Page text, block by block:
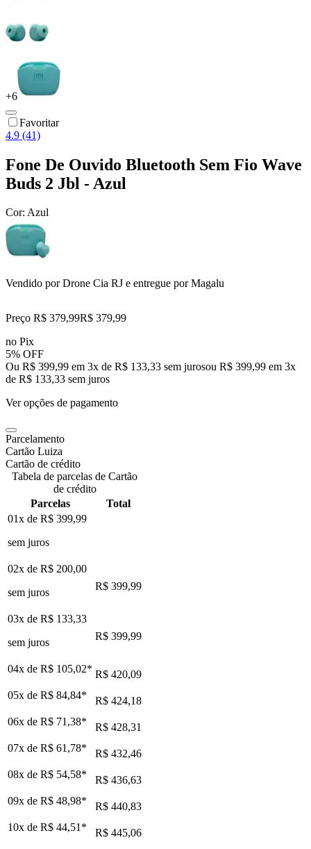
+6
Favoritar
4.9 (41)
Fone De Ouvido Bluetooth Sem Fio Wave
Buds 2 Jbl - Azul
Cor: Azul
Vendido porDrone Cia RJ e entregue por Magalu
Preço R$ 379,99R$ 379,99
no Pix
5% OFF
Ou R$ 399,99 em 3x de R$ 133,33 sem jurosou R$ 399,99 em 3x
de R$ 133,33 sem juros
Ver opções de pagamento
Parcelamento
Cartão Luiza
Cartão de crédito
Tabela de parcelas de Cartão
de crédito
Parcelas
Total
01x de R$ 399,99
sem juros
02x de R$ 200,00
sem juros
R$ 399,99
03x de R$ 133,33
sem juros
R$ 399,99
04x de R$ 105,02* R$ 420,09
05x de R$ 84,84*
R$ 424,18
06x de R$ 71,38*
R$ 428,31
07x de R$ 61,78*
R$ 432,46
08x de R$ 54,58*
R$ 436,63
09x de R$ 48,98*
R$ 440,83
10x de R$ 44,51*
R$ 445,06